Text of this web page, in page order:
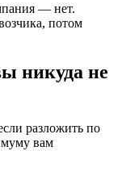
— нет.
потом
никуда не
разложить по
вам